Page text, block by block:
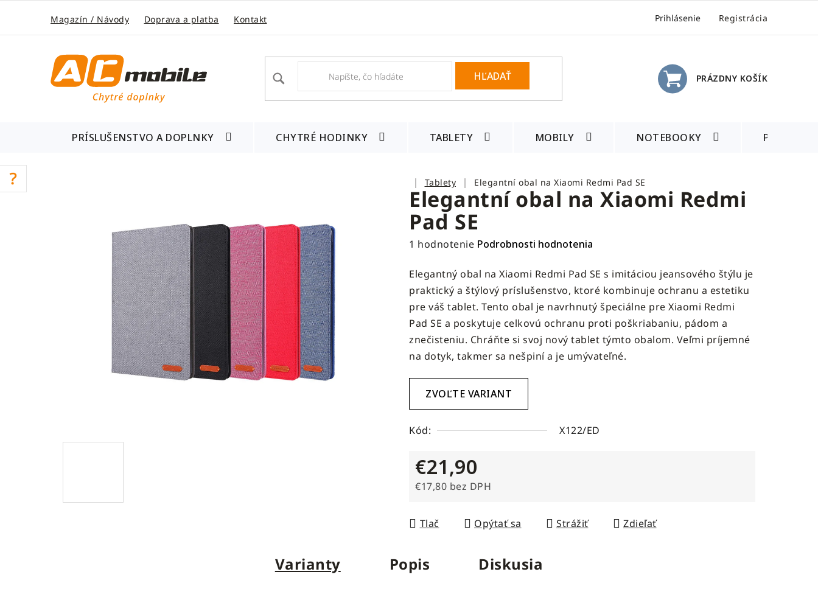
obsah
Magazín / Návody Doprava a platba Kontakt Prihlásenie Registrácia
HĽADAŤ
NÁKUPNÝ
PRÁZDNY KOŠÍK
PRÍSLUŠENSTVO A DOPLNKY CHYTRÉ HODINKY TABLETY MOBILY NOTEBOOKY
DomovTablety Elegantní obal na Xiaomi Redmi Pad SE
Elegantní obal na Xiaomi Redmi
Pad SE
Priemerné
produktu
je
5,0
z
5
hviezdičiek.
1 hodnotenie Podrobnosti hodnotenia
Elegantný obal na Xiaomi Redmi Pad SE s imitáciou jeansového štýlu je
praktický a štýlový príslušenstvo, ktoré kombinuje ochranu a estetiku
pre váš tablet. Tento obal je navrhnutý špeciálne pre Xiaomi Redmi
Pad SE a poskytuje celkovú ochranu proti poškriabaniu, pádom a
znečisteniu. Chráňte si svoj nový tablet týmto obalom. Veľmi príjemné
na dotyk, takmer sa nešpiní a je umývateľné.
ZVOĽTE VARIANT
Kód: X122/ED
€21,90
€17,80 bez DPH
Tlač
Opýtať sa Strážiť Zdieľať
Varianty Popis Diskusia